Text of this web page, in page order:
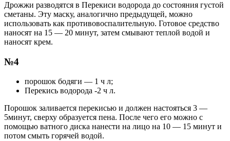
Дрожжи разводятся в Перекиси водорода до состояния густой
сметаны. Эту маску, аналогично предыдущей, можно
использовать как противовоспалительную. Готовое средство
наносят на 15 — 20 минут, затем смывают теплой водой и
наносят крем.
№4
порошок бодяги — 1 ч л;
Перекись водорода -2 ч л.
Порошок заливается перекисью и должен настояться 3 —
5минут, сверху образуется пена. После чего его можно с
помощью ватного диска нанести на лицо на 10 — 15 минут и
потом смыть горячей водой.